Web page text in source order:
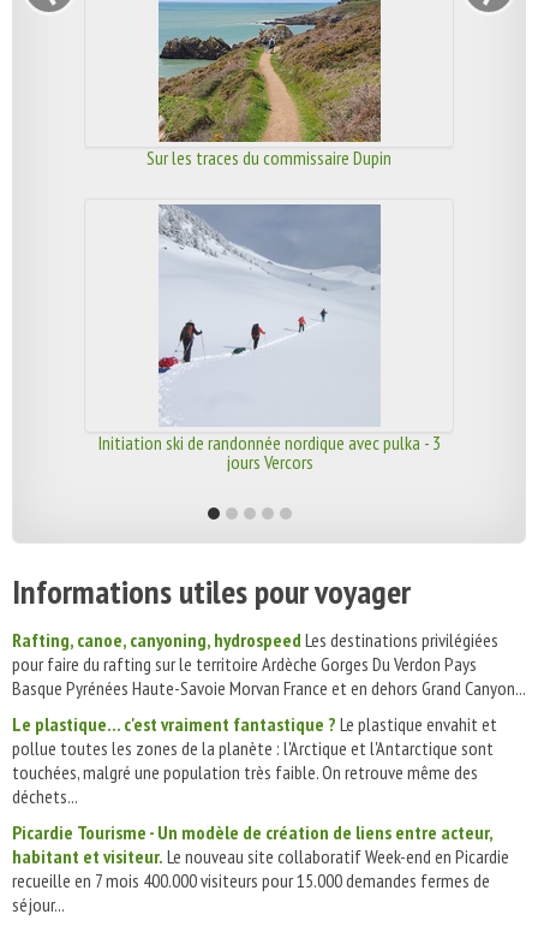
Sur les traces du commissaire Dupin
Initiation ski de randonnée nordique avec pulka - 3
jours Vercors
Informations utiles pour voyager
Rafting, canoe, canyoning, hydrospeed Les destinations privilégiées
pour faire du rafting sur le territoire Ardèche Gorges Du Verdon Pays
Basque Pyrénées Haute-Savoie Morvan France et en dehors Grand Canyon...
Le plastique... c'est vraiment fantastique ? Le plastique envahit et
pollue toutes les zones de la planète : l'Arctique et l'Antarctique sont
touchées, malgré une population très faible. On retrouve même des
déchets...
Picardie Tourisme - Un modèle de création de liens entre acteur,
habitant et visiteur. Le nouveau site collaboratif Week-end en Picardie
recueille en 7 mois 400.000 visiteurs pour 15.000 demandes fermes de
séjour...